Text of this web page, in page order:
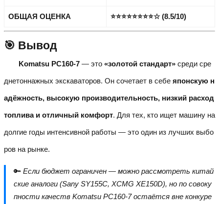
ОБЩАЯ ОЦЕНКА ⭐⭐⭐⭐⭐⭐⭐⭐☆ (8.5/10)
🎯 Вывод
Komatsu PC160-7 — это «золотой стандарт» среди сре
днетоннажных экскаваторов. Он сочетает в себе японскую н
адёжность, высокую производительность, низкий расход
топлива и отличный комфорт. Для тех, кто ищет машину на
долгие годы интенсивной работы — это один из лучших выбо
ров на рынке.
🔑 Если бюджет ограничен — можно рассмотреть китай
ские аналоги (Sany SY155C, XCMG XE150D), но по совоку
пности качеств Komatsu PC160-7 остаётся вне конкуре